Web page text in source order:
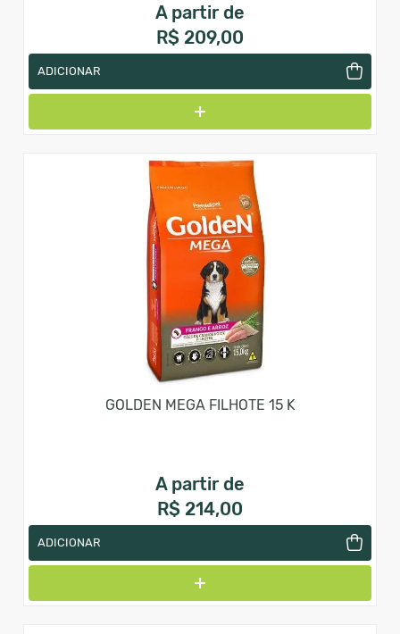
A partir de
R$ 209,00
ADICIONAR
GOLDEN MEGA FILHOTE 15 K
A partir de
R$ 214,00
ADICIONAR